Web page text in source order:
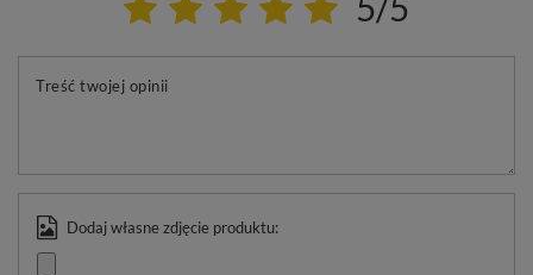
Treść twojej opinii
Dodaj własne zdjęcie produktu: